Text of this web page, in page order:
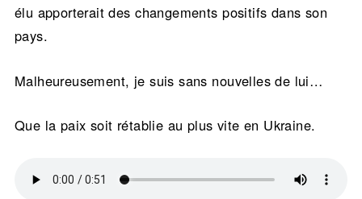
élu apporterait des changements positifs dans son
pays.
Malheureusement, je suis sans nouvelles de lui…
Que la paix soit rétablie au plus vite en Ukraine.